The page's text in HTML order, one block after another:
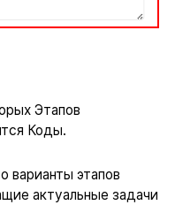
Этапов
Коды.
варианты этапов
актуальные задачи